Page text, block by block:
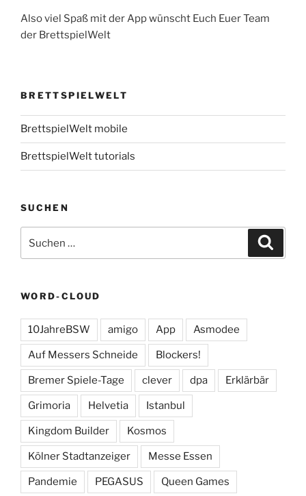
Also viel Spaß mit der App wünscht Euch Euer Team
der BrettspielWelt
BRETTSPIELWELT
BrettspielWelt mobile
BrettspielWelt tutorials
SUCHEN
nach:
WORD-CLOUD
10JahreBSW amigo App Asmodee
Auf Messers Schneide Blockers!
Bremer Spiele-Tage clever dpa Erklärbär
Grimoria Helvetia Istanbul
Kingdom Builder Kosmos
Kölner Stadtanzeiger Messe Essen
Pandemie PEGASUS Queen Games